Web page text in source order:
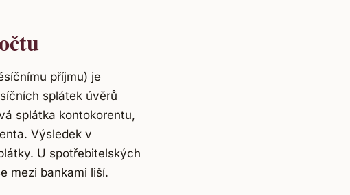
příjmu) je
splátek úvěrů
splátka kontokorentu,
Výsledek v
U spotřebitelských
mezi bankami liší.